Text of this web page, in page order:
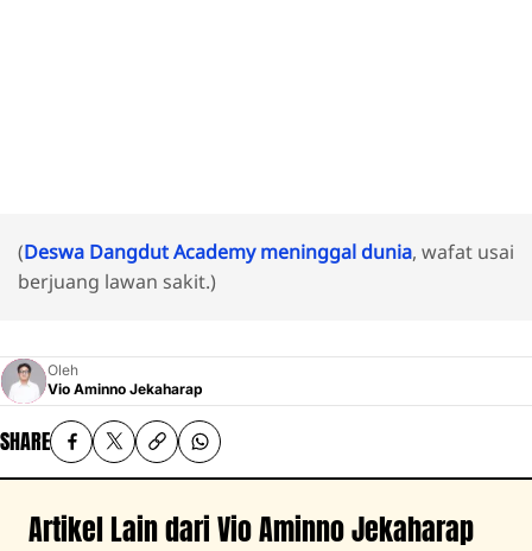
(Deswa Dangdut Academy meninggal dunia, wafat usai
berjuang lawan sakit.)
Oleh
Vio Aminno Jekaharap
SHARE
Artikel Lain dari Vio Aminno Jekaharap